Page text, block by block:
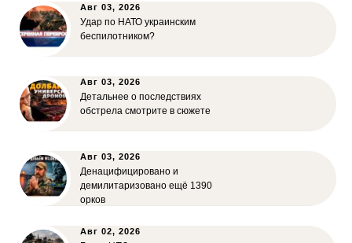
Авг 03, 2026
Удар по НАТО украинским
беспилотником?
Авг 03, 2026
Детальнее о последствиях
обстрела смотрите в сюжете
Авг 03, 2026
Денацифицировано и
демилитаризовано ещё 1390
орков
Авг 02, 2026